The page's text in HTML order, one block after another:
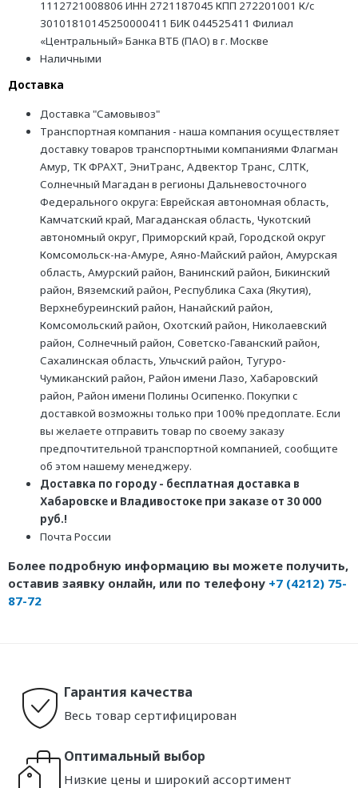
1112721008806 ИНН 2721187045 КПП 272201001 К/с
30101810145250000411 БИК 044525411 Филиал
«Центральный» Банка ВТБ (ПАО) в г. Москве
Наличными
Доставка
Доставка "Самовывоз"
Транспортная компания - наша компания осуществляет
доставку товаров транспортными компаниями Флагман
Амур, ТК ФРАХТ, ЭниТранс, Адвектор Транс, СЛТК,
Солнечный Магадан в регионы Дальневосточного
Федерального округа: Еврейская автономная область,
Камчатский край, Магаданская область, Чукотский
автономный округ, Приморский край, Городской округ
Комсомольск-на-Амуре, Аяно-Майский район, Амурская
область, Амурский район, Ванинский район, Бикинский
район, Вяземский район, Республика Саха (Якутия),
Верхнебуреинский район, Нанайский район,
Комсомольский район, Охотский район, Николаевский
район, Солнечный район, Советско-Гаванский район,
Сахалинская область, Ульчский район, Тугуро-
Чумиканский район, Район имени Лазо, Хабаровский
район, Район имени Полины Осипенко. Покупки с
доставкой возможны только при 100% предоплате. Если
вы желаете отправить товар по своему заказу
предпочтительной транспортной компанией, сообщите
об этом нашему менеджеру.
Доставка по городу - бесплатная доставка в
Хабаровске и Владивостоке при заказе от 30 000
руб.!
Почта России
Более подробную информацию вы можете получить,
оставив заявку онлайн, или по телефону +7 (4212) 75-
87-72
Гарантия качества
Весь товар сертифицирован
Оптимальный выбор
Низкие цены и широкий ассортимент